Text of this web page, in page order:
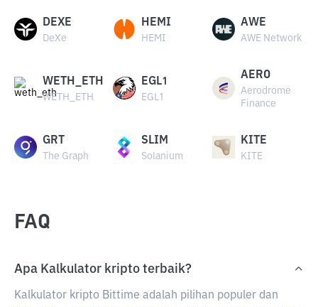
DEXE
DeXe
HEMI
HEMI
AWE
AWE Network
WETH_ETH
WETH_ETH
EGL1
EGL1
AERO
Aerodrome
Finance
GRT
The Graph
SLIM
Solanium
KITE
KITE
FAQ
Apa Kalkulator kripto terbaik?
Kalkulator kripto Bittime adalah pilihan populer dan